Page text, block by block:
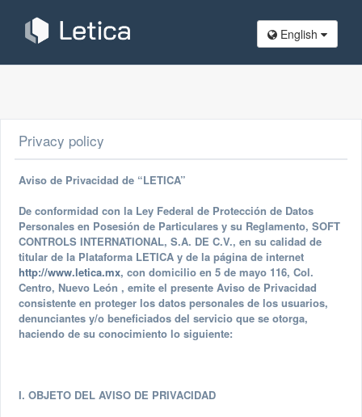
English
Privacy policy
Aviso de Privacidad de “LETICA”
De conformidad con la Ley Federal de Protección de Datos
Personales en Posesión de Particulares y su Reglamento, SOFT
CONTROLS INTERNATIONAL, S.A. DE C.V., en su calidad de
titular de la Plataforma LETICA y de la página de internet
http://www.letica.mx, con domicilio en 5 de mayo 116, Col.
Centro, Nuevo León , emite el presente Aviso de Privacidad
consistente en proteger los datos personales de los usuarios,
denunciantes y/o beneficiados del servicio que se otorga,
haciendo de su conocimiento lo siguiente:
I. OBJETO DEL AVISO DE PRIVACIDAD